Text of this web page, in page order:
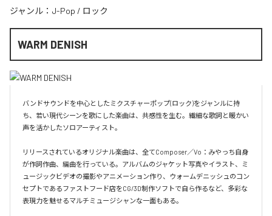
ジャンル： J-Pop / ロック
WARM DENISH
バンドサウンドを中心としたミクスチャーポップ(ロック)をジャンルに持
ち、若い現代シーンを歌にした楽曲は、共感性を生む。繊細な歌詞と暖かい
声を活かしたソロアーティスト。
リリースされているオリジナル楽曲は、全てComposer／Vo：みやっち自身
が作詞作曲、編曲を行っている。アルバムのジャケット写真やイラスト、ミ
ュージックビデオの撮影やアニメーション作り、ウォームデニッシュのコン
セプトであるファストフード店をCG/3D制作ソフトで自ら作るなど、多彩な
表現力を魅せるマルチミュージシャンな一面もある。